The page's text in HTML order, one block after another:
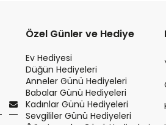
Özel Günler ve Hediye
Ev Hediyesi
Düğün Hediyeleri
Anneler Günü Hediyeleri
Babalar Günü Hediyeleri
Kadınlar Günü Hediyeleri
Sevgililer Günü Hediyeleri